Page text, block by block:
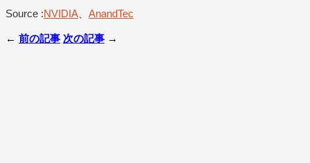
Source :NVIDIA AnandTec
← 前の記事 次の記事 →